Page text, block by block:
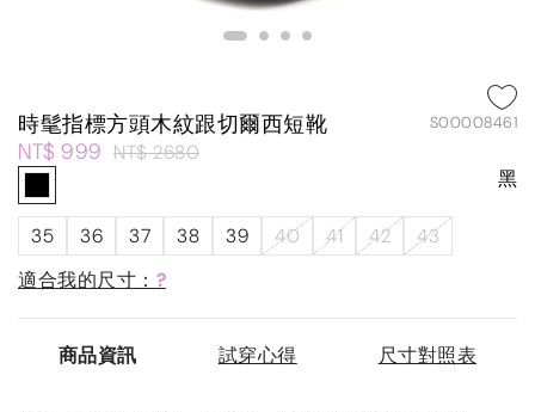
時髦指標方頭木紋跟切爾西短靴 S00008461
NT$ 999 NT$ 2680
黑
35 36 37 38 39 40 41 42
43
適合我的尺寸： ?
商品資訊 試穿心得 尺寸對照表